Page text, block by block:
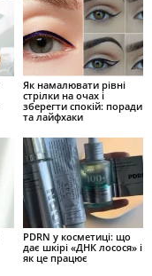
Як намалювати рівні
стрілки на очах і
зберегти спокій: поради
та лайфхаки
PDRN у косметиці: що
дає шкірі «ДНК лосося» і
як це працює